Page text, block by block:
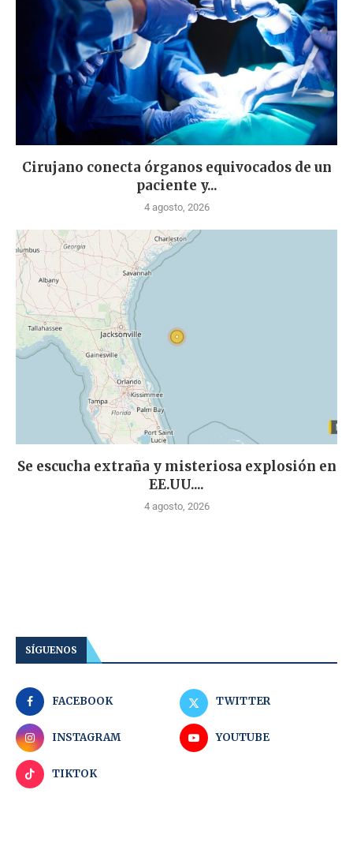
Cirujano conecta órganos equivocados de un
paciente y...
4 agosto, 2026
Se escucha extraña y misteriosa explosión en
EE.UU....
4 agosto, 2026
SÍGUENOS
FACEBOOK TWITTER
INSTAGRAM YOUTUBE
TIKTOK